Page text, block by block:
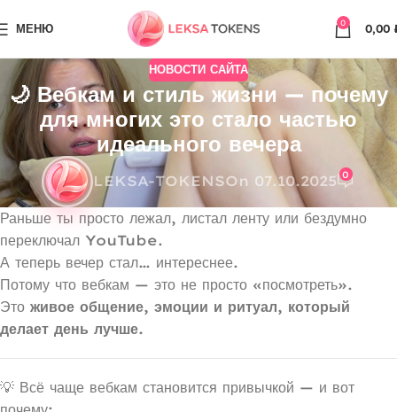
МЕНЮ 0 0,00
НОВОСТИ САЙТА
🌙 Вебкам и стиль жизни — почему
для многих это стало частью
идеального вечера
LEKSA-TOKENSOn 07.10.2025 0
Раньше ты просто лежал, листал ленту или бездумно
переключал YouTube.
А теперь вечер стал… интереснее.
Потому что вебкам — это не просто «посмотреть».
Это живое общение, эмоции и ритуал, который
делает день лучше.
💡 Всё чаще вебкам становится привычкой — и вот